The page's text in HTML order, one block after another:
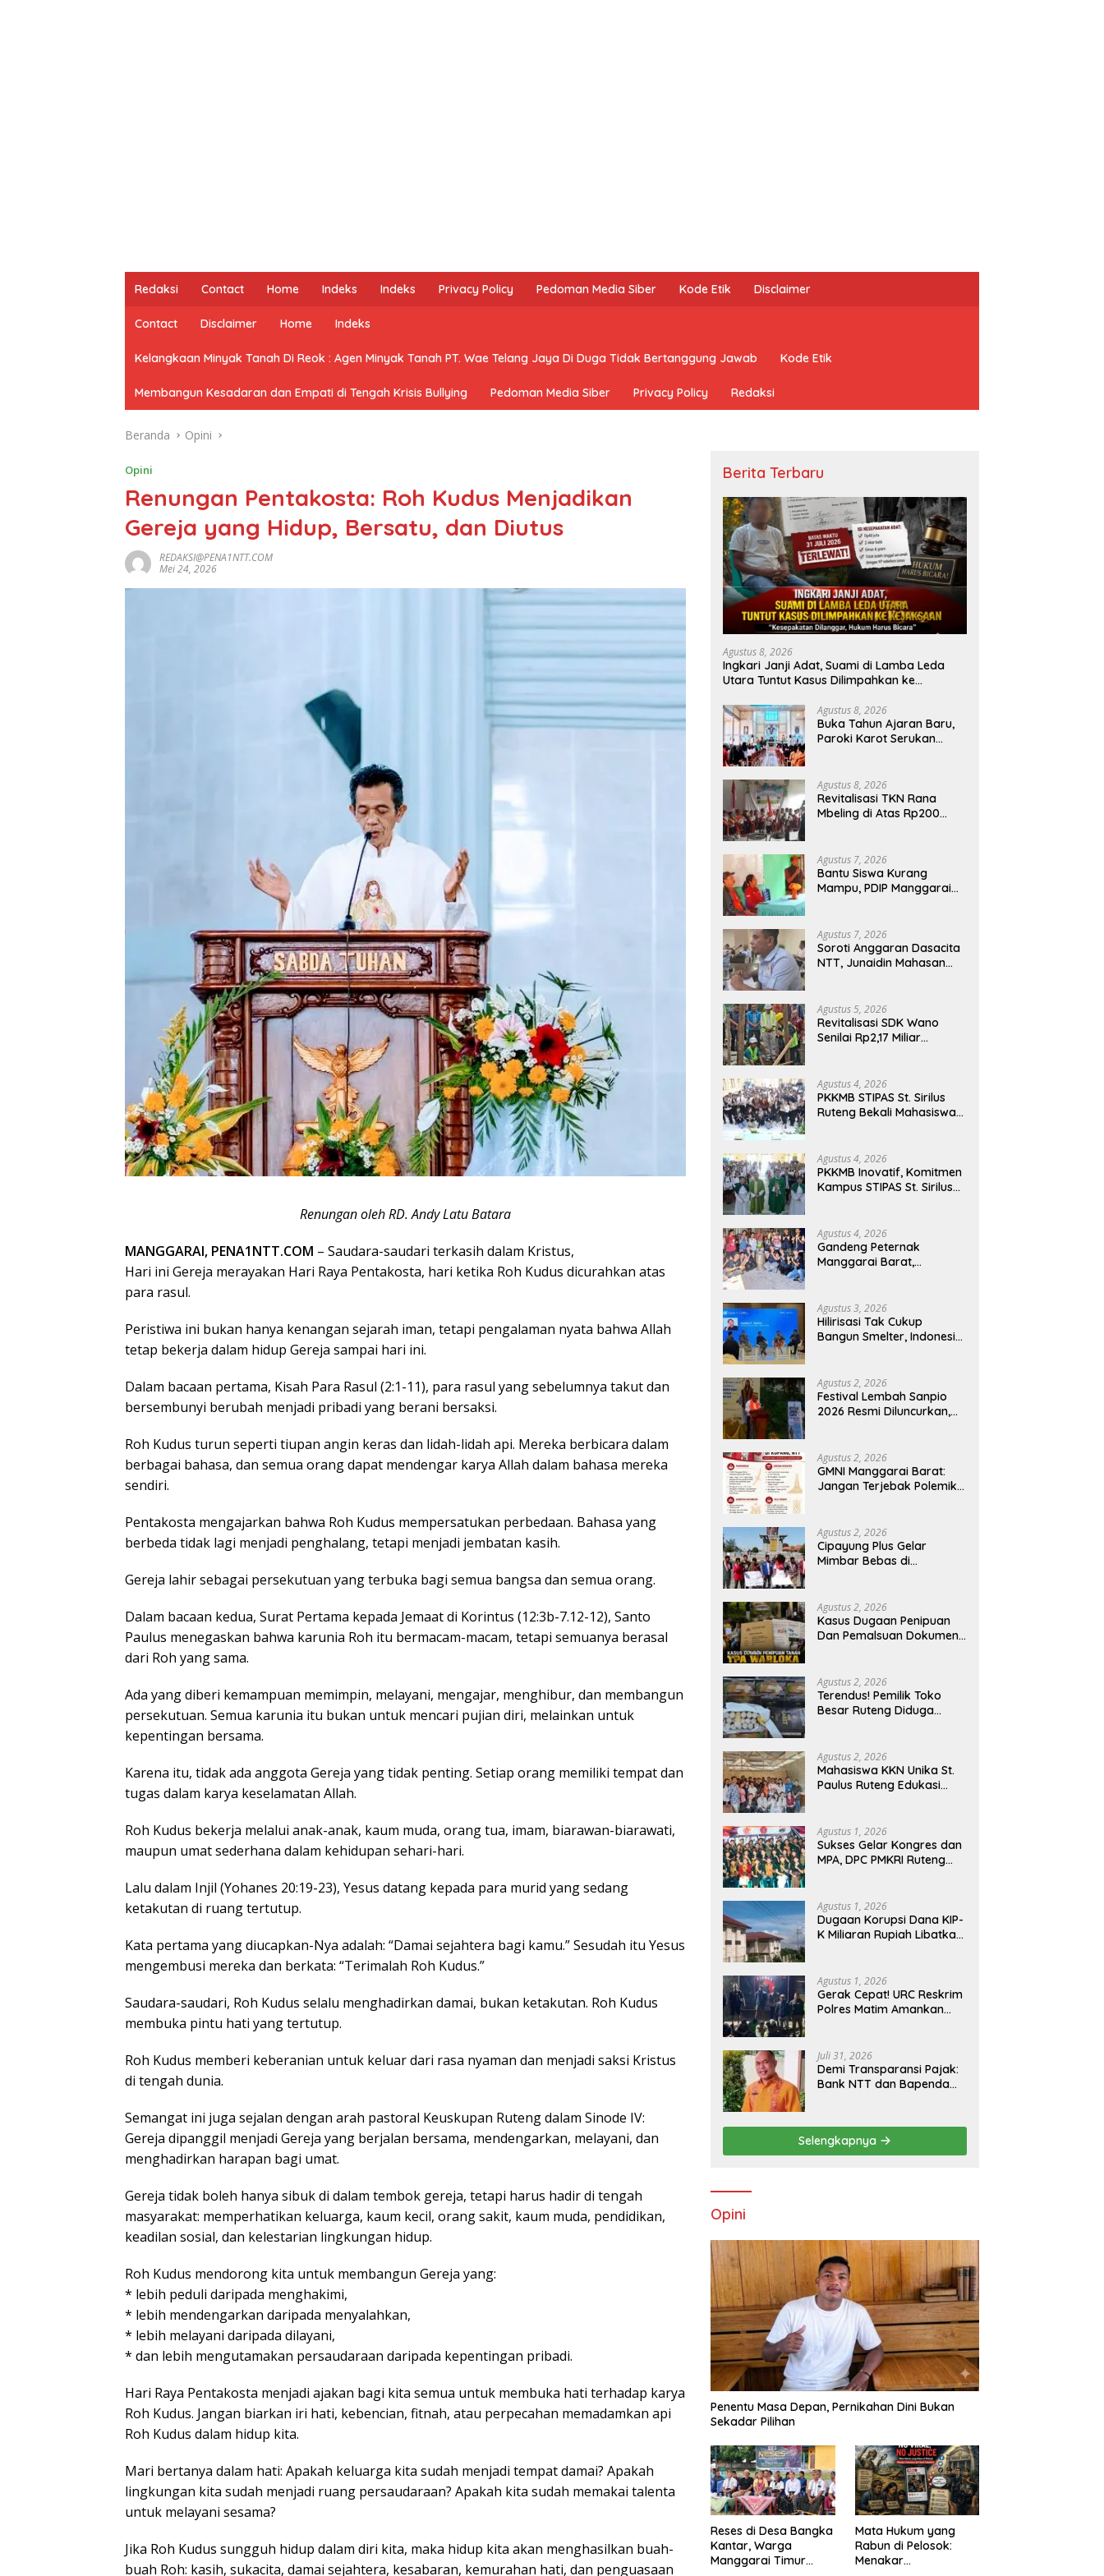
Redaksi Contact Home Indeks Indeks Privacy Policy Pedoman Media Siber Kode Etik Disclaimer
Contact Disclaimer Home Indeks
Kelangkaan Minyak Tanah Di Reok : Agen Minyak Tanah PT. Wae Telang Jaya Di Duga Tidak Bertanggung Jawab Kode Etik
Membangun Kesadaran dan Empati di Tengah Krisis Bullying Pedoman Media Siber Privacy Policy Redaksi
Beranda Opini
Opini
Renungan Pentakosta: Roh Kudus Menjadikan
Gereja yang Hidup, Bersatu, dan Diutus
REDAKSI@PENA1NTT.COM
Mei 24, 2026
Renungan oleh RD. Andy Latu Batara
MANGGARAI, PENA1NTT.COM – Saudara-saudari terkasih dalam Kristus,
Hari ini Gereja merayakan Hari Raya Pentakosta, hari ketika Roh Kudus dicurahkan atas
para rasul.
Peristiwa ini bukan hanya kenangan sejarah iman, tetapi pengalaman nyata bahwa Allah
tetap bekerja dalam hidup Gereja sampai hari ini.
Dalam bacaan pertama, Kisah Para Rasul (2:1-11), para rasul yang sebelumnya takut dan
bersembunyi berubah menjadi pribadi yang berani bersaksi.
Roh Kudus turun seperti tiupan angin keras dan lidah-lidah api. Mereka berbicara dalam
berbagai bahasa, dan semua orang dapat mendengar karya Allah dalam bahasa mereka
sendiri.
Pentakosta mengajarkan bahwa Roh Kudus mempersatukan perbedaan. Bahasa yang
berbeda tidak lagi menjadi penghalang, tetapi menjadi jembatan kasih.
Gereja lahir sebagai persekutuan yang terbuka bagi semua bangsa dan semua orang.
Dalam bacaan kedua, Surat Pertama kepada Jemaat di Korintus (12:3b-7.12-12), Santo
Paulus menegaskan bahwa karunia Roh itu bermacam-macam, tetapi semuanya berasal
dari Roh yang sama.
Ada yang diberi kemampuan memimpin, melayani, mengajar, menghibur, dan membangun
persekutuan. Semua karunia itu bukan untuk mencari pujian diri, melainkan untuk
kepentingan bersama.
Karena itu, tidak ada anggota Gereja yang tidak penting. Setiap orang memiliki tempat dan
tugas dalam karya keselamatan Allah.
Roh Kudus bekerja melalui anak-anak, kaum muda, orang tua, imam, biarawan-biarawati,
maupun umat sederhana dalam kehidupan sehari-hari.
Lalu dalam Injil (Yohanes 20:19-23), Yesus datang kepada para murid yang sedang
ketakutan di ruang tertutup.
Kata pertama yang diucapkan-Nya adalah: “Damai sejahtera bagi kamu.” Sesudah itu Yesus
mengembusi mereka dan berkata: “Terimalah Roh Kudus.”
Saudara-saudari, Roh Kudus selalu menghadirkan damai, bukan ketakutan. Roh Kudus
membuka pintu hati yang tertutup.
Roh Kudus memberi keberanian untuk keluar dari rasa nyaman dan menjadi saksi Kristus
di tengah dunia.
Semangat ini juga sejalan dengan arah pastoral Keuskupan Ruteng dalam Sinode IV:
Gereja dipanggil menjadi Gereja yang berjalan bersama, mendengarkan, melayani, dan
menghadirkan harapan bagi umat.
Gereja tidak boleh hanya sibuk di dalam tembok gereja, tetapi harus hadir di tengah
masyarakat: memperhatikan keluarga, kaum kecil, orang sakit, kaum muda, pendidikan,
keadilan sosial, dan kelestarian lingkungan hidup.
Roh Kudus mendorong kita untuk membangun Gereja yang:
* lebih peduli daripada menghakimi,
* lebih mendengarkan daripada menyalahkan,
* lebih melayani daripada dilayani,
* dan lebih mengutamakan persaudaraan daripada kepentingan pribadi.
Hari Raya Pentakosta menjadi ajakan bagi kita semua untuk membuka hati terhadap karya
Roh Kudus. Jangan biarkan iri hati, kebencian, fitnah, atau perpecahan memadamkan api
Roh Kudus dalam hidup kita.
Mari bertanya dalam hati: Apakah keluarga kita sudah menjadi tempat damai? Apakah
lingkungan kita sudah menjadi ruang persaudaraan? Apakah kita sudah memakai talenta
untuk melayani sesama?
Jika Roh Kudus sungguh hidup dalam diri kita, maka hidup kita akan menghasilkan buah-
buah Roh: kasih, sukacita, damai sejahtera, kesabaran, kemurahan hati, dan penguasaan
Berita Terbaru
Agustus 8, 2026
Ingkari Janji Adat, Suami di Lamba Leda
Utara Tuntut Kasus Dilimpahkan ke
Agustus 8, 2026
Buka Tahun Ajaran Baru,
Paroki Karot Serukan
Pendidikan
Agustus 8, 2026
Revitalisasi TKN Rana
Mbeling di Atas Rp200
Desa
Agustus 7, 2026
Bantu Siswa Kurang
Mampu, PDIP Manggarai
Agustus 7, 2026
Soroti Anggaran Dasacita
NTT, Junaidin Mahasan
Dasar Peserta Didik
Agustus 5, 2026
Revitalisasi SDK Wano
Senilai Rp2,17 Miliar
Pendidikan di Manggarai
Timur
Agustus 4, 2026
PKKMB STIPAS St. Sirilus
Ruteng Bekali Mahasiswa
Organisasi
Agustus 4, 2026
PKKMB Inovatif, Komitmen
Kampus STIPAS St. Sirilus
Agustus 4, 2026
Gandeng Peternak
Manggarai Barat,
Pakan Fermentasi
Agustus 3, 2026
Hilirisasi Tak Cukup
Bangun Smelter, Indonesia
Agustus 2, 2026
Festival Lembah Sanpio
2026 Resmi Diluncurkan,
untuk Dukung Generasi
Berkarakter
Agustus 2, 2026
GMNI Manggarai Barat:
Jangan Terjebak Polemik
Berdampak bagi Rakyat
Agustus 2, 2026
Cipayung Plus Gelar
Mimbar Bebas di
Penyematan Gelar “Raja
Timor” kepada Jokowi
Agustus 2, 2026
Kasus Dugaan Penipuan
Dan Pemalsuan Dokumen
Gelar Perkara,
Penyelidikan Polres
Manggarai Barat
Agustus 2, 2026
Terendus! Pemilik Toko
Besar Ruteng Diduga
Flores
Agustus 2, 2026
Mahasiswa KKN Unika St.
Paulus Ruteng Edukasi
Galong, Kota Komba
Utara
Agustus 1, 2026
Sukses Gelar Kongres dan
MPA, DPC PMKRI Ruteng
Agustus 1, 2026
Dugaan Korupsi Dana KIP-
K Miliaran Rupiah Libatkan
Agustus 1, 2026
Gerak Cepat! URC Reskrim
Polres Matim Amankan
Golo Kantar
Juli 31, 2026
​Demi Transparansi Pajak:
Bank NTT dan Bapenda
Selengkapnya
Opini
Penentu Masa Depan, Pernikahan Dini Bukan
Sekadar Pilihan
Reses di Desa Bangka
Kantar, Warga
Manggarai Timur
Mata Hukum yang
Rabun di Pelosok:
Menakar